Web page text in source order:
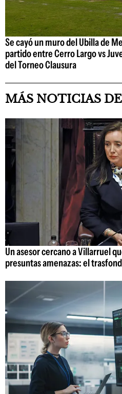
Se cayó un muro del Ubilla de
partido entre Cerro Largo vs
del Torneo Clausura
MÁS NOTICIAS
Un asesor cercano a Villarruel
presuntas amenazas: el